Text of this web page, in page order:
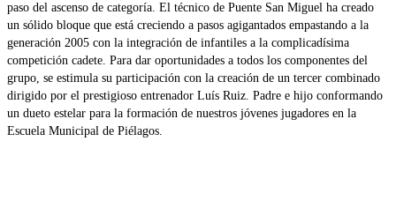
paso del ascenso de categoría. El técnico de Puente San Miguel ha creado
un sólido bloque que está creciendo a pasos agigantados empastando a la
generación 2005 con la integración de infantiles a la complicadísima
competición cadete. Para dar oportunidades a todos los componentes del
grupo, se estimula su participación con la creación de un tercer combinado
dirigido por el prestigioso entrenador Luís Ruiz. Padre e hijo conformando
un dueto estelar para la formación de nuestros jóvenes jugadores en la
Escuela Municipal de Piélagos.